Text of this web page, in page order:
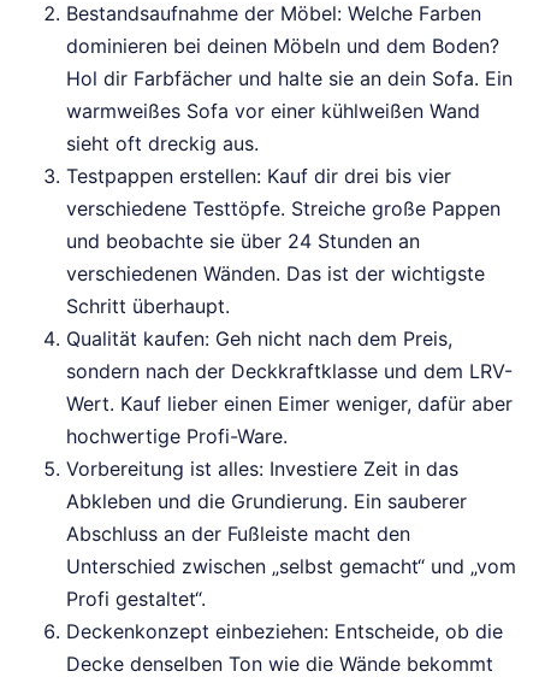
Bestandsaufnahme der Möbel: Welche Farben
dominieren bei deinen Möbeln und dem Boden?
Hol dir Farbfächer und halte sie an dein Sofa. Ein
warmweißes Sofa vor einer kühlweißen Wand
sieht oft dreckig aus.
Testpappen erstellen: Kauf dir drei bis vier
verschiedene Testtöpfe. Streiche große Pappen
und beobachte sie über 24 Stunden an
verschiedenen Wänden. Das ist der wichtigste
Schritt überhaupt.
Qualität kaufen: Geh nicht nach dem Preis,
sondern nach der Deckkraftklasse und dem LRV-
Wert. Kauf lieber einen Eimer weniger, dafür aber
hochwertige Profi-Ware.
Vorbereitung ist alles: Investiere Zeit in das
Abkleben und die Grundierung. Ein sauberer
Abschluss an der Fußleiste macht den
Unterschied zwischen „selbst gemacht“ und „vom
Profi gestaltet“.
Deckenkonzept einbeziehen: Entscheide, ob die
Decke denselben Ton wie die Wände bekommt